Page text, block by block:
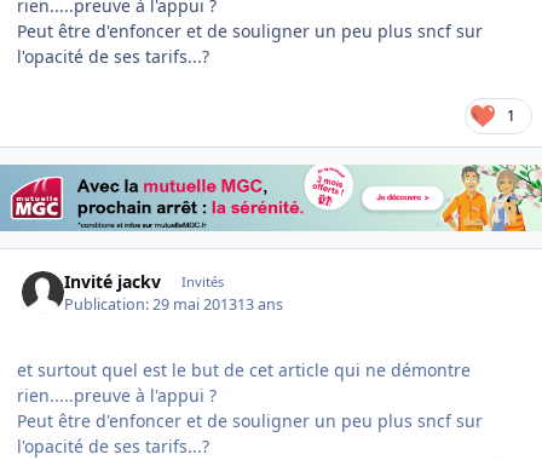
rien.....preuve à l'appui ?
Peut être d'enfoncer et de souligner un peu plus sncf sur
l'opacité de ses tarifs...?
1
Invité jackv Invités
Publication:29 mai 201313 ans
et surtout quel est le but de cet article qui ne démontre
rien.....preuve à l'appui ?
Peut être d'enfoncer et de souligner un peu plus sncf sur
l'opacité de ses tarifs...?